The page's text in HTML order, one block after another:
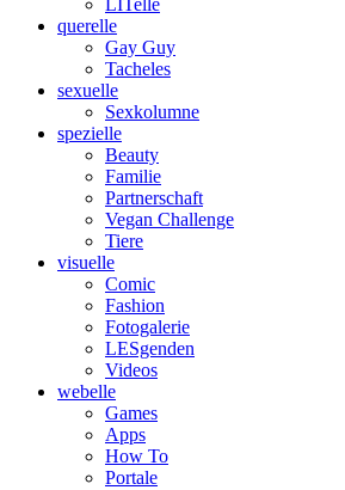
LITelle
querelle
Gay Guy
Tacheles
sexuelle
Sexkolumne
spezielle
Beauty
Familie
Partnerschaft
Vegan Challenge
Tiere
visuelle
Comic
Fashion
Fotogalerie
LESgenden
Videos
webelle
Games
Apps
How To
Portale